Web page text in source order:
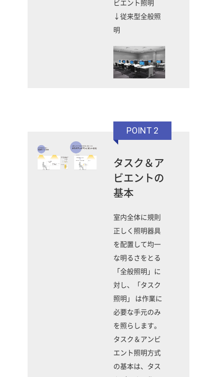
ビエント照明
↓従来型全般照
明
POINT 2
タスク＆ア
ビエントの
基本
室内全体に規則
正しく照明器具
を配置して均一
な明るさをとる
「全般照明」に
対し、「タスク
照明」 は作業に
必要な手元のみ
を照らします。
タスク＆アンビ
エント照明方式
の基本は、タス